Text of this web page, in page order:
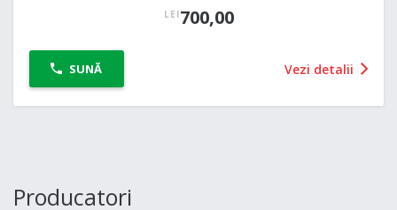
LEI700,00
SUNĂ Vezi detalii
Producatori